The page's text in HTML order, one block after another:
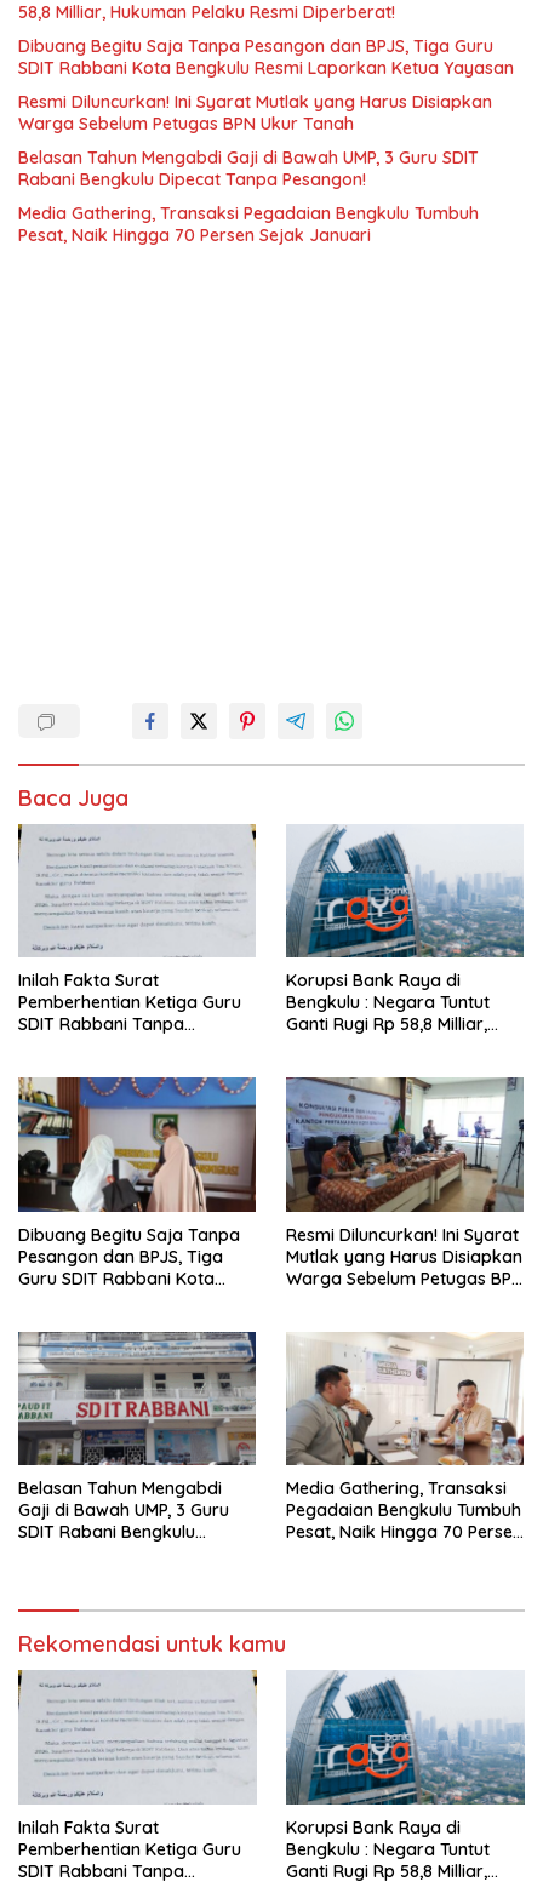
58,8 Milliar, Hukuman Pelaku Resmi Diperberat!
Dibuang Begitu Saja Tanpa Pesangon dan BPJS, Tiga Guru
SDIT Rabbani Kota Bengkulu Resmi Laporkan Ketua Yayasan
Resmi Diluncurkan! Ini Syarat Mutlak yang Harus Disiapkan
Warga Sebelum Petugas BPN Ukur Tanah
Belasan Tahun Mengabdi Gaji di Bawah UMP, 3 Guru SDIT
Rabani Bengkulu Dipecat Tanpa Pesangon!
Media Gathering, Transaksi Pegadaian Bengkulu Tumbuh
Pesat, Naik Hingga 70 Persen Sejak Januari
Baca Juga
Inilah Fakta Surat
Pemberhentian Ketiga Guru
SDIT Rabbani Tanpa
Korupsi Bank Raya di
Bengkulu : Negara Tuntut
Ganti Rugi Rp 58,8 Milliar,
Dibuang Begitu Saja Tanpa
Pesangon dan BPJS, Tiga
Guru SDIT Rabbani Kota
Resmi Diluncurkan! Ini Syarat
Mutlak yang Harus Disiapkan
Warga Sebelum Petugas BPN
Belasan Tahun Mengabdi
Gaji di Bawah UMP, 3 Guru
SDIT Rabani Bengkulu
Media Gathering, Transaksi
Pegadaian Bengkulu Tumbuh
Pesat, Naik Hingga 70 Persen
Rekomendasi untuk kamu
Inilah Fakta Surat
Pemberhentian Ketiga Guru
SDIT Rabbani Tanpa
Korupsi Bank Raya di
Bengkulu : Negara Tuntut
Ganti Rugi Rp 58,8 Milliar,